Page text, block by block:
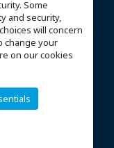
Some
and security,
will concern
change your
on our cookies
de sponsoring